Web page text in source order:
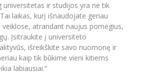
universitetas ir studijos yra ne tik
laikas, kurį išnaudojate geriau
atrandant naujus pomėgius,
Įsitraukite į universiteto
išreikškite savo nuomonę ir
kaip tik būkime vieni kitiems
labiausiai.“